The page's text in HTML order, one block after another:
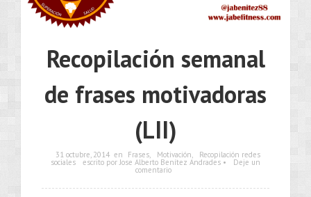
Recopilación semanal
de frases motivadoras
(LII)
31 octubre, 2014 en Frases Motivación Recopilación redes
sociales escrito por Jose Alberto Benítez Andrades • Deje un
comentario